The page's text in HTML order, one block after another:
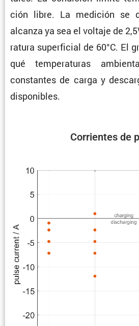
ción libre. La medición se
alcanza ya sea el voltaje de
ra­tura super­fi­cial de 60°C. El
qué tempe­ra­turas
constantes de carga y
disponibles.
Corrientes de